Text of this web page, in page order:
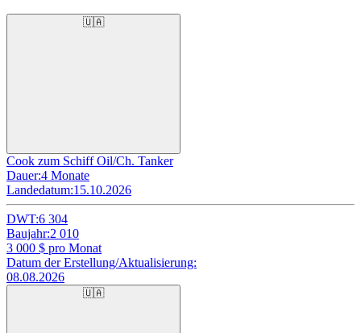
🇺🇦
Cook zum Schiff Oil/Ch. Tanker
Dauer:4 Monate
Landedatum:15.10.2026
DWT:6 304
Baujahr:2 010
3 000 $ pro Monat
Datum der Erstellung/Aktualisierung:
08.08.2026
🇺🇦